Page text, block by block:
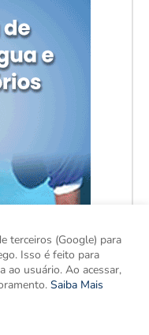
terceiros (Google) para
Isso é feito para
ao usuário. Ao acessar,
Saiba Mais